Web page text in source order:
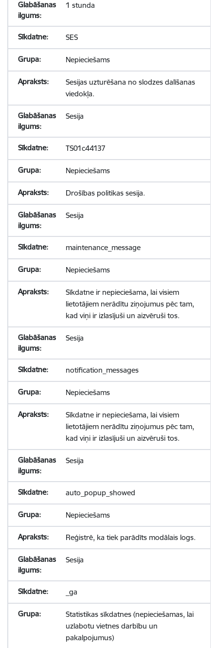
1 stunda
SES
Nepieciešams
Sesijas uzturēšana no slodzes dalīšanas
viedokļa.
Sesija
TS01c44137
Nepieciešams
Drošības politikas sesija.
Sesija
maintenance_message
Nepieciešams
Sīkdatne ir nepieciešama, lai visiem
lietotājiem nerādītu ziņojumus pēc tam,
kad viņi ir izlasījuši un aizvēruši tos.
Sesija
notification_messages
Nepieciešams
Sīkdatne ir nepieciešama, lai visiem
lietotājiem nerādītu ziņojumus pēc tam,
kad viņi ir izlasījuši un aizvēruši tos.
Sesija
auto_popup_showed
Nepieciešams
Reģistrē, ka tiek parādīts modālais logs.
Sesija
_ga
Statistikas sīkdatnes (nepieciešamas, lai
uzlabotu vietnes darbību un
pakalpojumus)